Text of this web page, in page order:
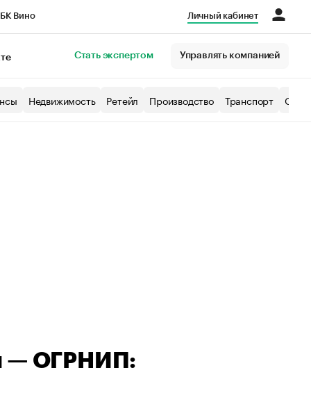
Вино Личный кабинет
Стать экспертом Управлять компанией
Недвижимость Ретейл Производство Транспорт
— ОГРНИП: